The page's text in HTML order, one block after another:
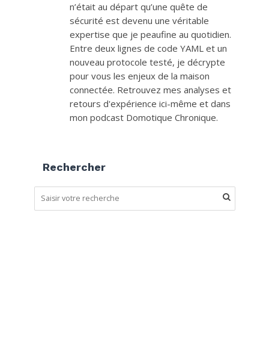
n’était au départ qu’une quête de
sécurité est devenu une véritable
expertise que je peaufine au quotidien.
Entre deux lignes de code YAML et un
nouveau protocole testé, je décrypte
pour vous les enjeux de la maison
connectée. Retrouvez mes analyses et
retours d'expérience ici-même et dans
mon podcast Domotique Chronique.
Rechercher